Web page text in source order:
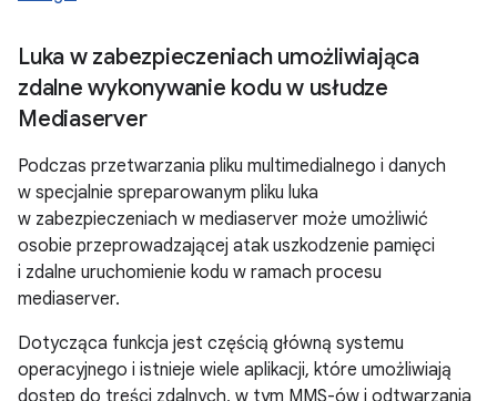
Luka w zabezpieczeniach umożliwiająca
zdalne wykonywanie kodu w usłudze
Mediaserver
Podczas przetwarzania pliku multimedialnego i danych
w specjalnie spreparowanym pliku luka
w zabezpieczeniach w mediaserver może umożliwić
osobie przeprowadzającej atak uszkodzenie pamięci
i zdalne uruchomienie kodu w ramach procesu
mediaserver.
Dotycząca funkcja jest częścią główną systemu
operacyjnego i istnieje wiele aplikacji, które umożliwiają
dostęp do treści zdalnych, w tym MMS-ów i odtwarzania